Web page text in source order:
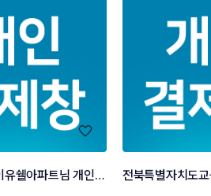
천안역우방아이유쉘아파트님 개인결제창